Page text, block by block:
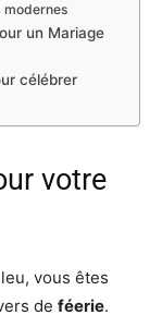
un Mariage
célébrer
votre
vous êtes
de féerie.